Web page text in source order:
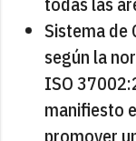
Sistema de
según la
ISO
manifiesto
promover